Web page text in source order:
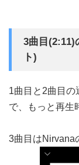
3曲目(2:11)
ト)
1曲目と2曲目の
で、もっと再生
3曲目はNirvana